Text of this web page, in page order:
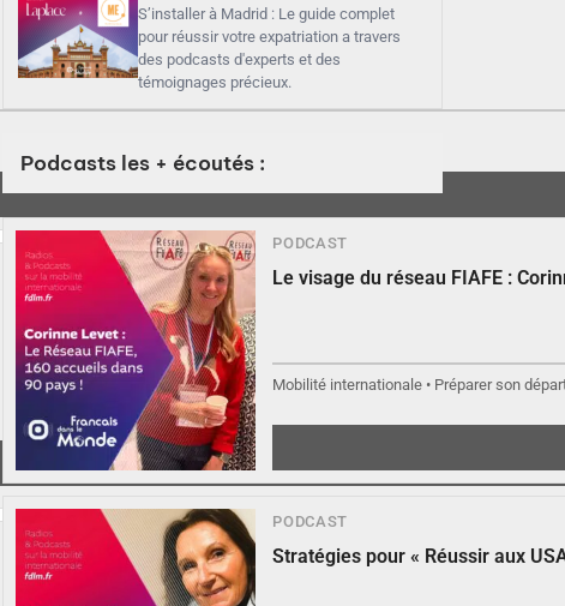
S’installer à Madrid : Le guide complet
pour réussir votre expatriation a travers
des podcasts d'experts et des
témoignages précieux.
Podcasts les + écoutés :
PODCAST
Le visage du réseau FIAFE :
Mobilité internationale • Préparer son
PODCAST
Stratégies pour « Réussir aux